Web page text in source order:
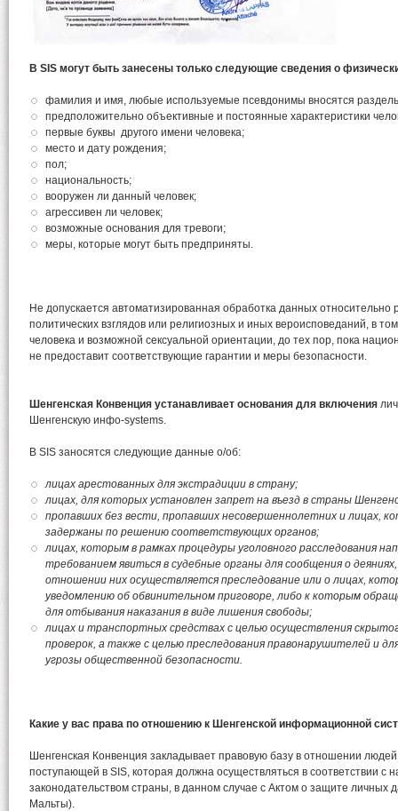
В SIS могут быть занесены только следующие сведения о
фамилия и имя, любые используемые псевдонимы вносятся
предположительно объективные и постоянные характеристики
первые буквы другого имени человека;
место и дату рождения;
пол;
национальность;
вооружен ли данный человек;
агрессивен ли человек;
возможные основания для тревоги;
меры, которые могут быть предприняты.
Не допускается автоматизированная обработка данных относительно
политических взглядов или религиозных и иных вероисповеданий, в
человека и возможной сексуальной ориентации, до тех пор, пока
не предоставит соответствующие гарантии и меры безопасности.
Шенгенская Конвенция устанавливает основания для включения
Шенгенскую инфо-systems.
В SIS заносятся следующие данные о/об:
лицах арестованных для экстрадиции в страну;
лицах, для которых установлен запрет на въезд в страны
пропавших без вести, пропавших несовершеннолетних и лицах,
задержаны по решению соответствующих органов;
лицах, которым в рамках процедуры уголовного расследования
требованием явиться в судебные органы для сообщения о
отношении них осуществляется преследование или о лицах,
уведомлению об обвинительном приговоре, либо к которым
для отбывания наказания в виде лишения свободы;
лицах и транспортных средствах с целью осуществления
проверок, а также с целью преследования правонарушителей и
угрозы общественной безопасности.
Какие у вас права по отношению к Шенгенской информационной
Шенгенская Конвенция закладывает правовую базу в отношении
поступающей в SIS, которая должна осуществляться в соответствии с
законодательством страны, в данном случае с Актом о защите личных
Мальты).